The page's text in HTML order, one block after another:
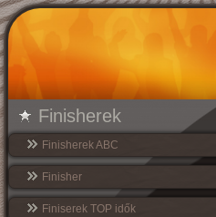
Finisherek
Finisherek ABC
Finisher
Finiserek TOP idők